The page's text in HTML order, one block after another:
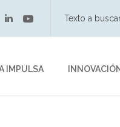
linkedinyoutube
IMPULSA INNOVACIÓN